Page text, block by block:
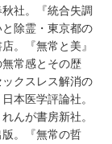
社。『統合失調
除霊・東京都の
。『無常と美』
常感とその歴
クスレス解消の
本医学評論社。
んが書房新社。
版。『無常の哲